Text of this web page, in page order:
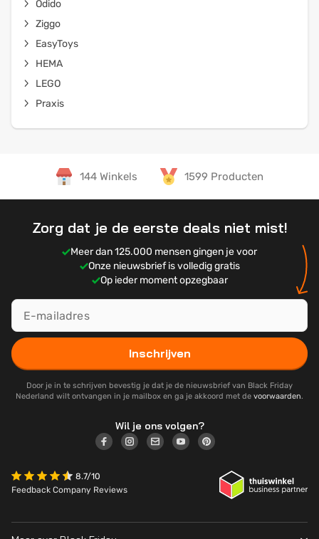
Odido
Ziggo
EasyToys
HEMA
LEGO
Praxis
144 Winkels 1599 Producten
Zorg dat je de eerste deals niet mist!
Meer dan 125.000 mensen gingen je voor
Onze nieuwsbrief is volledig gratis
Op ieder moment opzegbaar
Inschrijven
Door je in te schrijven bevestig je dat je de nieuwsbrief van Black Friday
Nederland wilt ontvangen in je mailbox en ga je akkoord met de voorwaarden.
Wil je ons volgen?
8.7/10
Feedback Company Reviews